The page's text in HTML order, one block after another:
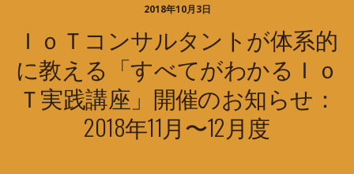
2018年10月3日
ＩｏＴコンサルタントが体系的
に教える「すべてがわかるＩｏ
Ｔ実践講座」開催のお知らせ：
2018年11月〜12月度